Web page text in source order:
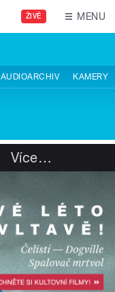
ŽIVĚ MENU
AUDIOARCHIV KAMERY
Více…